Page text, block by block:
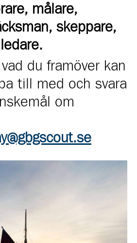
målare,
skeppare,
.
du framöver kan
till med och svara
om